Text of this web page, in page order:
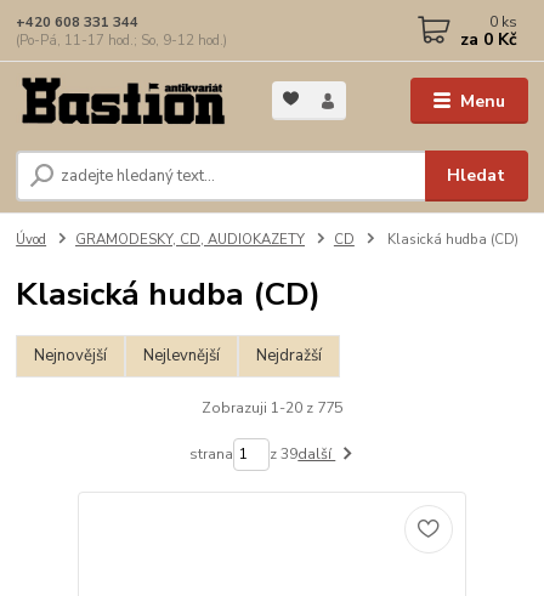
Menu
Hledat
+420 608 331 344
(Po-Pá, 11-17 hod.; So, 9-12 hod.)
0 ks
za 0 Kč
Úvod GRAMODESKY, CD, AUDIOKAZETY CD Klasická hudba (CD)
Klasická hudba (CD)
Nejnovější Nejlevnější Nejdražší
Zobrazuji 1-20 z 775
strana z 39další